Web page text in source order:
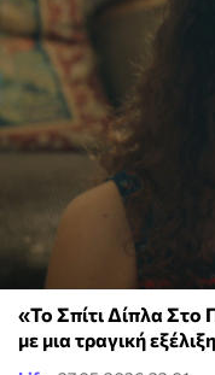
«Το Σπίτι Δίπλα Στο
με μια τραγική εξέλιξη